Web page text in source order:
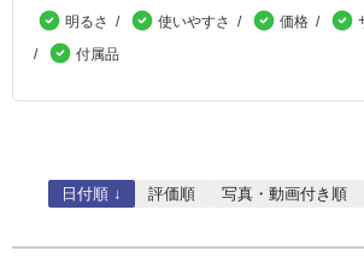
アナログビデオ対
応信号
走査周波数
アナログRGB：水平15～
z
デジタルRGB：水平15
Hz/50Hz/60Hz
明るさ 使いやすさ 価格
付属品
日付順 ↓ 評価順 写真・動画付き順